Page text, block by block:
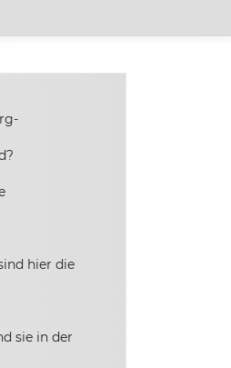
hier die
sie in der